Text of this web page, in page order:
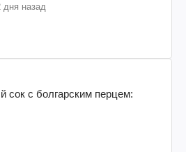
дня назад
сок с болгарским перцем: